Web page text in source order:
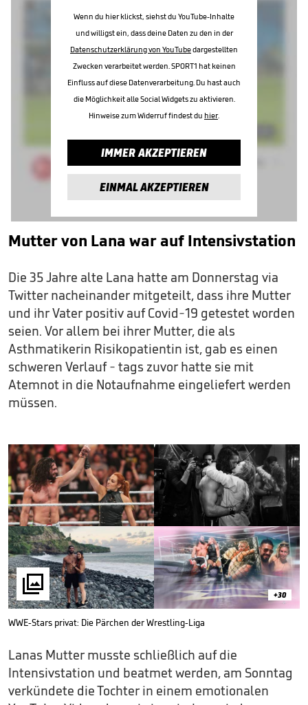
Wenn du hier klickst, siehst du YouTube-Inhalte
und willigst ein, dass deine Daten zu den in der
Datenschutzerklärung von YouTubedargestellten
Zwecken verarbeitet werden. SPORT1 hat keinen
Einfluss auf diese Datenverarbeitung. Du hast auch
die Möglichkeit alle Social Widgets zu aktivieren.
Hinweise zum Widerruf findest du hier.
IMMER AKZEPTIEREN
EINMAL AKZEPTIEREN
Mutter von Lana war auf Intensivstation
Die 35 Jahre alte Lana hatte am Donnerstag via
Twitter nacheinander mitgeteilt, dass ihre Mutter
und ihr Vater positiv auf Covid-19 getestet worden
seien. Vor allem bei ihrer Mutter, die als
Asthmatikerin Risikopatientin ist, gab es einen
schweren Verlauf - tags zuvor hatte sie mit
Atemnot in die Notaufnahme eingeliefert werden
müssen.
 +30
WWE-Stars privat: Die Pärchen der Wrestling-Liga
Lanas Mutter musste schließlich auf die
Intensivstation und beatmet werden, am Sonntag
verkündete die Tochter in einem emotionalen